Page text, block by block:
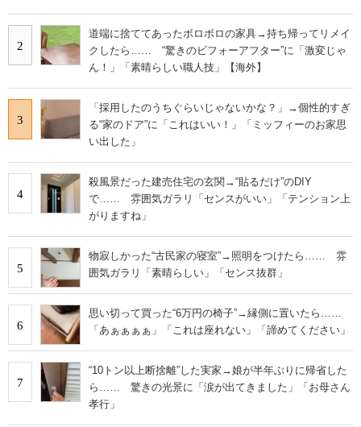
2
道端に捨ててあったボロボロの家具→持ち帰ってリメイ
クしたら…… “驚きのビフォーアフター”に「激変じゃ
ん！」「素晴らしい職人技」【海外】
3
「採用したのうちぐらいじゃないかな？」→個性的すぎ
る“家のドア”に「これはいい！」「ミッフィーのお家思
い出した」
4
殺風景だった建売住宅の玄関→“貼るだけ”のDIY
で…… 雰囲気ガラリ「センスがいい」「テンション上
がりますね」
5
物寂しかった“古民家の寝室”→照明をつけたら…… 雰
囲気ガラリ「素晴らしい」「センス抜群」
6
思い切って買った“6万円の椅子”→縁側に置いたら……
「あぁぁぁぁ」「これは座れない」「諦めてください」
7
“10トン以上断捨離”した実家→娘が半年ぶりに帰省した
ら…… 驚きの光景に「涙が出てきました」「お母さん
孝行」